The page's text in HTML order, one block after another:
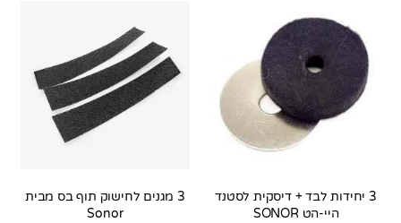
3 יחידות לבד + דיסקית לסטנד
היי-הט SONOR
3 מגנים לחישוק תוף בס מבית
Sonor